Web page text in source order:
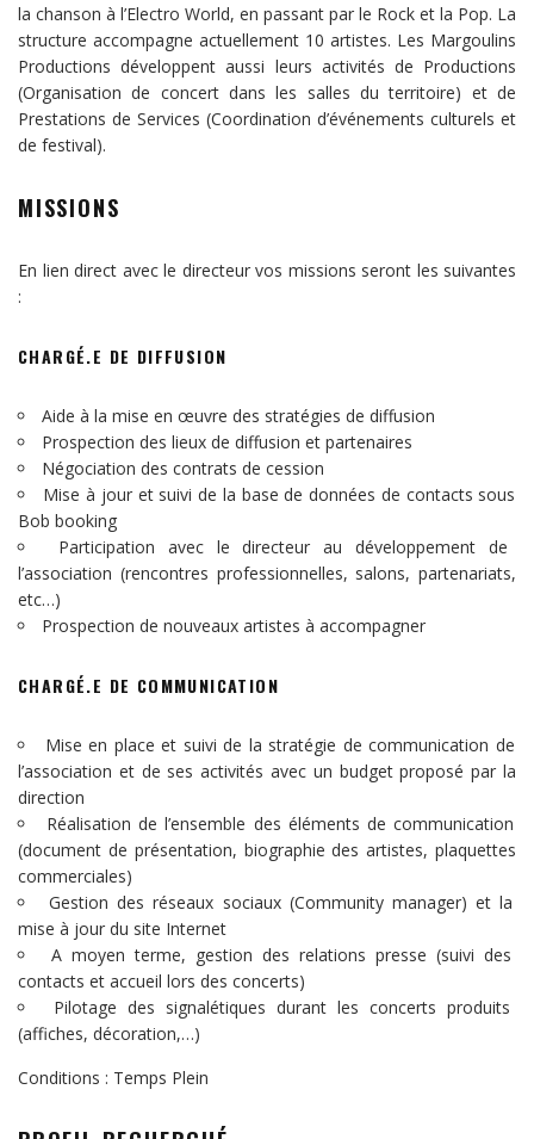
la chanson à l’Electro World, en passant par le Rock et la Pop. La
structure accompagne actuellement 10 artistes. Les Margoulins
Productions développent aussi leurs activités de Productions
(Organisation de concert dans les salles du territoire) et de
Prestations de Services (Coordination d’événements culturels et
de festival).
MISSIONS
En lien direct avec le directeur vos missions seront les suivantes
:
CHARGÉ.E DE DIFFUSION
Aide à la mise en œuvre des stratégies de diffusion
Prospection des lieux de diffusion et partenaires
Négociation des contrats de cession
Mise à jour et suivi de la base de données de contacts sous
Bob booking
Participation avec le directeur au développement de
l’association (rencontres professionnelles, salons, partenariats,
etc…)
Prospection de nouveaux artistes à accompagner
CHARGÉ.E DE COMMUNICATION
Mise en place et suivi de la stratégie de communication de
l’association et de ses activités avec un budget proposé par la
direction
Réalisation de l’ensemble des éléments de communication
(document de présentation, biographie des artistes, plaquettes
commerciales)
Gestion des réseaux sociaux (Community manager) et la
mise à jour du site Internet
A moyen terme, gestion des relations presse (suivi des
contacts et accueil lors des concerts)
Pilotage des signalétiques durant les concerts produits
(affiches, décoration,…)
Conditions : Temps Plein